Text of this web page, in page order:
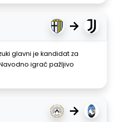
→
glavni je kandidat za
igrač pažljivo
→